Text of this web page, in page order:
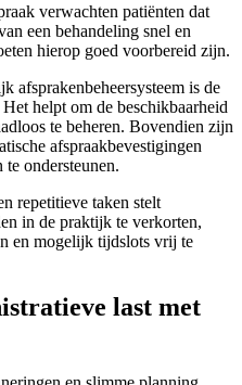
verwachten patiënten dat
een behandeling snel en
hierop goed voorbereid zijn.
afsprakenbeheersysteem is de
helpt om de beschikbaarheid
te beheren. Bovendien zijn
afspraakbevestigingen
te ondersteunen.
repetitieve taken stelt
in de praktijk te verkorten,
en mogelijk tijdslots vrij te
last met